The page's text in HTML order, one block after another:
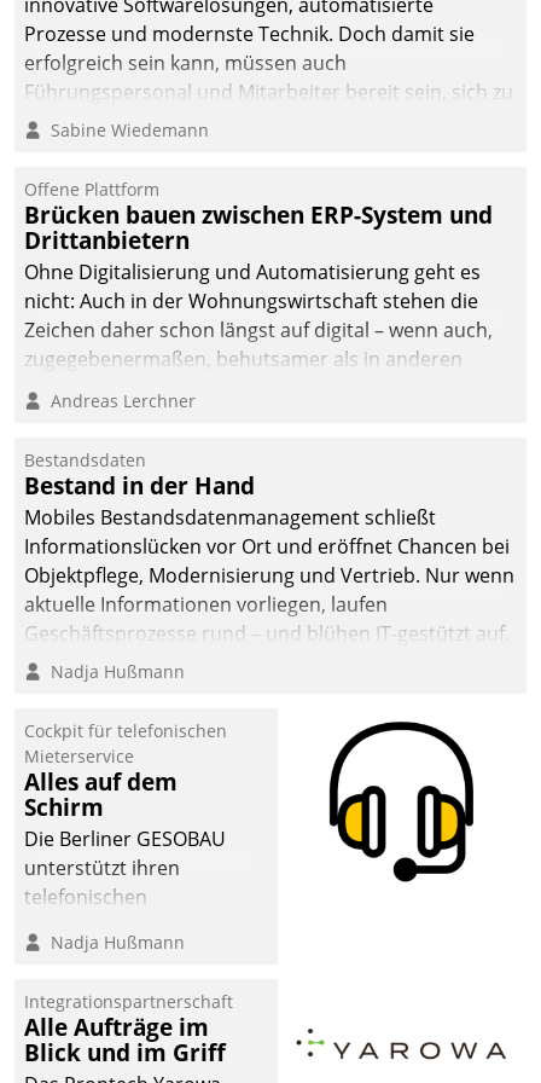
man auf
Cloudtechnologie,
bewährte und Startup-
agile Projektmethoden.
Prozesse und modernste Technik. Doch damit sie
erfolgreich sein kann, müssen auch
Führungspersonal und Mitarbeiter bereit sein, sich zu
verändern und anzupassen, sonst werden sie an ihr
Sabine Wiedemann
Offene Plattform
Brücken bauen zwischen ERP-System und
Drittanbietern
Ohne Digitalisierung und Automatisierung geht es
nicht: Auch in der Wohnungswirtschaft stehen die
Zeichen daher schon längst auf digital – wenn auch,
zugegebenermaßen, behutsamer als in anderen
Branchen.
Andreas Lerchner
Bestandsdaten
Bestand in der Hand
Mobiles Bestandsdatenmanagement schließt
Informationslücken vor Ort und eröffnet Chancen bei
Objektpflege, Modernisierung und Vertrieb. Nur wenn
aktuelle Informationen vorliegen, laufen
Geschäftsprozesse rund – und blühen IT-gestützt auf.
Nadja Hußmann
Cockpit für telefonischen
Mieterservice
Alles auf dem
Schirm
Die Berliner GESOBAU
unterstützt ihren
telefonischen
digitalen Cockpit, das
passende Fragen und
Schlagworte auswirft.
Eine intuitive
Nadja Hußmann
Integrationspartnerschaft
Alle Aufträge im
Blick und im Griff